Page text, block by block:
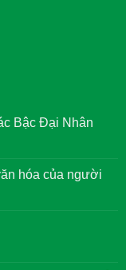
Bậc Đại Nhân
hóa của người